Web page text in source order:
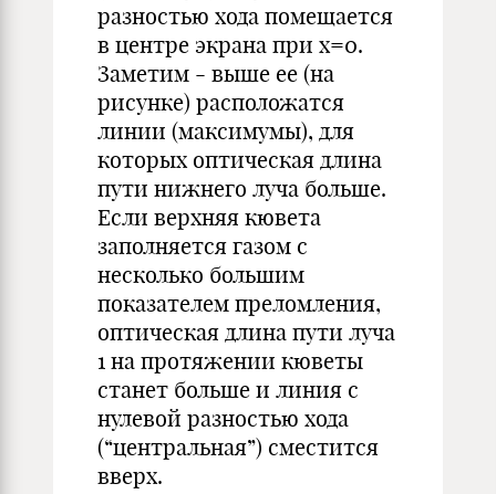
разностью хода помещается
в центре экрана при x=0.
Заметим - выше ее (на
рисунке) расположатся
линии (максимумы), для
которых оптическая длина
пути нижнего луча больше.
Если верхняя кювета
заполняется газом с
несколько большим
показателем преломления,
оптическая длина пути луча
1 на протяжении кюветы
станет больше и линия с
нулевой разностью хода
(“центральная”) сместится
вверх.